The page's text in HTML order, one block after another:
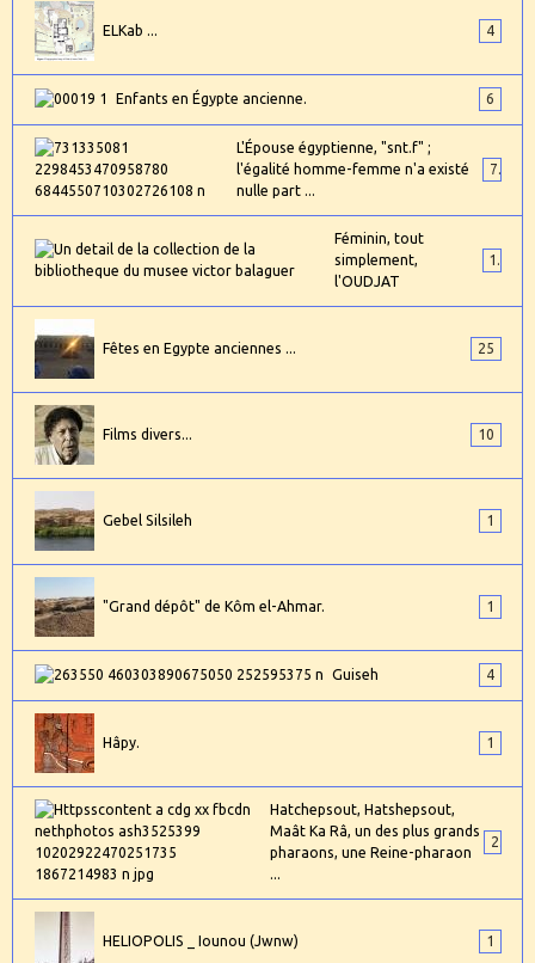
ELKab ... 4
Enfants en Égypte ancienne. 6
L'Épouse égyptienne, "snt.f" ;
l'égalité homme-femme n'a existé
nulle part ...
7
Féminin, tout
simplement,
l'OUDJAT
1
Fêtes en Egypte anciennes ... 25
Films divers... 10
Gebel Silsileh 1
"Grand dépôt" de Kôm el-Ahmar. 1
Guiseh 4
Hâpy. 1
Hatchepsout, Hatshepsout,
Maât Ka Râ, un des plus grands
pharaons, une Reine-pharaon
...
HELIOPOLIS _ Iounou (Jwnw) 1